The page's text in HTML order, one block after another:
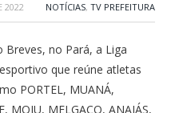
2022 NOTÍCIAS, TV PREFEITURA
no Pará, a Liga
que reúne atletas
PORTEL, MUANÁ,
MOJU, MELGAÇO, ANAJÁS,